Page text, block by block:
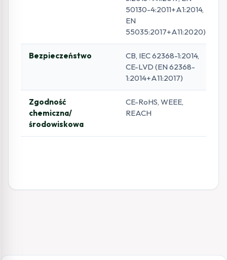
50130-4:2011+A1:2014,
EN
55035:2017+A11:2020)
Bezpieczeństwo
CB, IEC 62368-1:2014,
CE-LVD (EN 62368-
1:2014+A11:2017)
Zgodność
chemiczna/
środowiskowa
CE-RoHS, WEEE,
REACH